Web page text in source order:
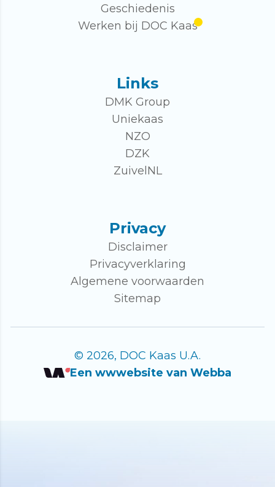
Geschiedenis
Werken bij DOC Kaas
Links
DMK Group
Uniekaas
NZO
DZK
ZuivelNL
Privacy
Disclaimer
Privacyverklaring
Algemene voorwaarden
Sitemap
© 2026, DOC Kaas U.A.
Een wwwebsite van Webba